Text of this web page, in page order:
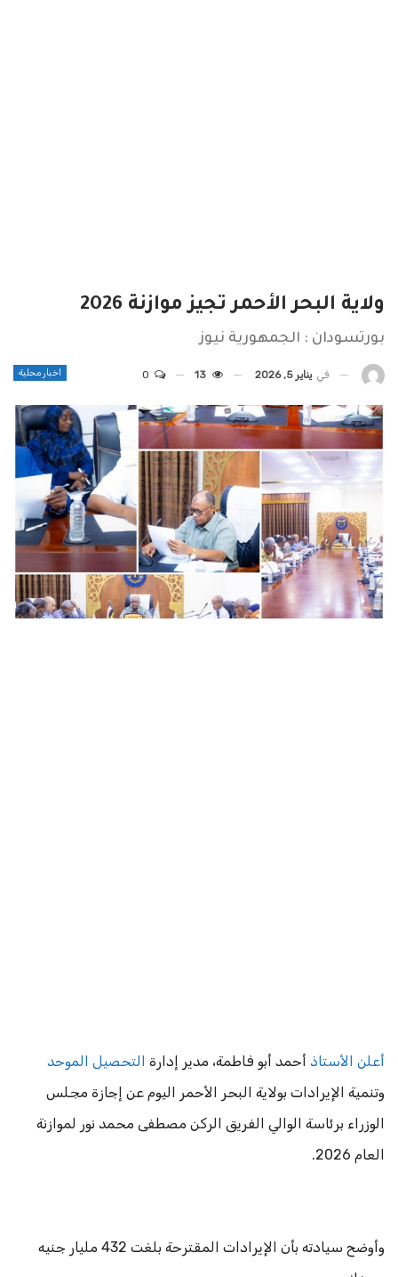
ولاية البحر الأحمر تجيز موازنة 2026
بورتسودان : الجمهورية نيوز
اخبار محلية في يناير 5, 2026 13
أعلن الأستاذ أحمد أبو فاطمة، مدير إدارة التحصيل الموحد
وتنمية الإيرادات بولاية البحر الأحمر اليوم عن إجازة مجلس
الوزراء برئاسة الوالي الفريق الركن مصطفى محمد نور لموازنة
العام 2026.
وأوضح سيادته بأن الإيرادات المقترحة بلغت 432 مليار جنيه